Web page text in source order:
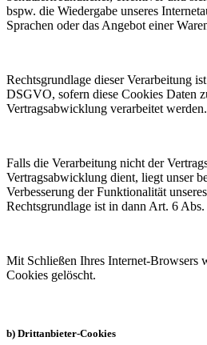
bspw. die Wiedergabe unseres
Sprachen oder das Angebot einer
Rechtsgrundlage dieser Verarbeitung
DSGVO, sofern diese Cookies Daten
Vertragsabwicklung verarbeitet werden.
Falls die Verarbeitung nicht der
Vertragsabwicklung dient, liegt unser
Verbesserung der Funktionalität
Rechtsgrundlage ist in dann Art. 6
Mit Schließen Ihres Internet-Browsers
Cookies gelöscht.
b) Drittanbieter-Cookies